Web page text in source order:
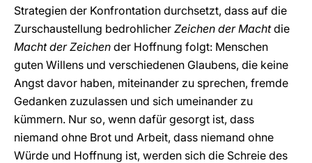
Strategien der Konfrontation durchsetzt, dass auf die
Zurschaustellung bedrohlicher Zeichen der Machtdie
Macht der Zeichen der Hoffnung folgt: Menschen
guten Willens und verschiedenen Glaubens, die keine
Angst davor haben, miteinander zu sprechen, fremde
Gedanken zuzulassen und sich umeinander zu
kümmern. Nur so, wenn dafür gesorgt ist, dass
niemand ohne Brot und Arbeit, dass niemand ohne
Würde und Hoffnung ist, werden sich die Schreie des